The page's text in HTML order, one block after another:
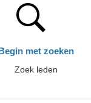
met zoeken
Zoek leden